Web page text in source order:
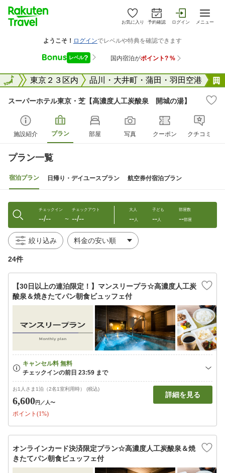
お気に入り 予約確認 ログイン メニュー
京都 東京２３区内 品川・大井町・蒲田・羽田空港
全国
スーパーホテル東京・芝【高濃度人工炭酸泉 開城の湯】
施設紹介 プラン 部屋 写真 クーポン クチコミ
プラン一覧
宿泊プラン 日帰り・デイユースプラン 航空券付宿泊プラン
チェックイン
--/-- 〜
チェックアウト
--/--
大人
--人
子ども
--人
部屋数
--部屋
絞り込み
24件
【30日以上の連泊限定！】マンスリープラ☆高濃度人工炭
酸泉＆焼きたてパン朝食ビュッフェ付
お1人さま1泊（2名1室利用時） (税込)
6,600円 ／人〜
ポイント(1%)
詳細を見る
オンラインカード決済限定プラン☆高濃度人工炭酸泉＆焼
きたてパン朝食ビュッフェ付